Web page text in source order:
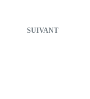
SUIVANT